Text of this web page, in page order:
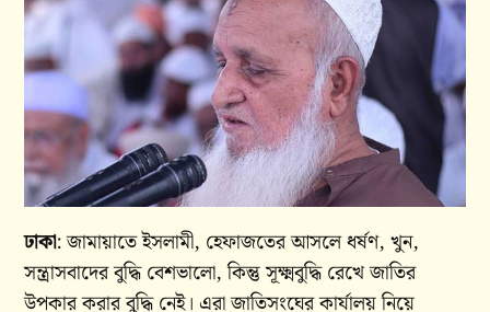
ঢাকা: জামায়াতে ইসলামী, হেফাজতের আসলে ধর্ষণ, খুন,
সন্ত্রাসবাদের বুদ্ধি বেশ‌ভালো, কিন্তু সূক্ষ্মবুদ্ধি রেখে জাতির
উপকার করার বুদ্ধি নেই। এরা জাতিসংঘের কার্যালয় নিয়ে